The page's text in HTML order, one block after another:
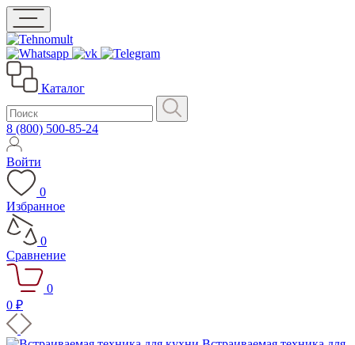
Каталог
8 (800) 500-85-24
Войти
0
Избранное
0
Сравнение
0
0 ₽